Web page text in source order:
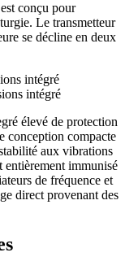
conçu pour
Le transmetteur
se décline en deux
intégré
intégré
élevé de protection
conception compacte
aux vibrations
entièrement immunisé
de fréquence et
direct provenant des